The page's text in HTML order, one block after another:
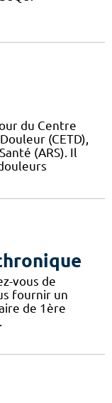
du Centre
(CETD),
(ARS). Il
vous de
fournir un
de 1ère